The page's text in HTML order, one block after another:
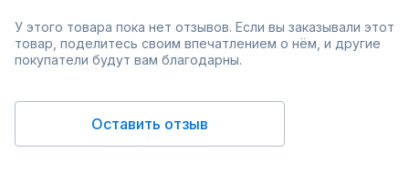
У этого товара пока нет отзывов. Если вы заказывали этот
товар, поделитесь своим впечатлением о нём, и другие
покупатели будут вам благодарны.
Оставить отзыв